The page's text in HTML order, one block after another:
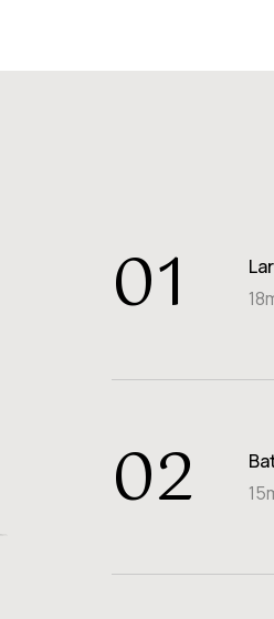
01
02